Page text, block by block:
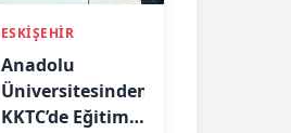
ESKİŞEHİR
Anadolu
Üniversitesinden
KKTC’de Eğitim